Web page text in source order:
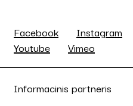
Facebook Instagram
Youtube
Vimeo
Informacinis partneris